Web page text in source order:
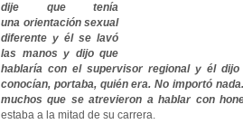
dije que tenía
una orientación sexual
diferente y él se lavó
las manos y dijo que
hablaría con el supervisor regional y él
conocían, portaba, quién era. No importó
muchos que se atrevieron a hablar con
estaba a la mitad de su carrera.